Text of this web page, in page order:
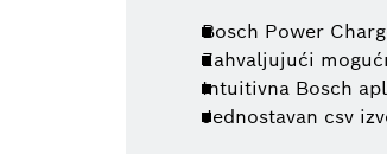
Bosch Power
Zahvaljujući
Intuitivna Bosch
Jednostavan csv